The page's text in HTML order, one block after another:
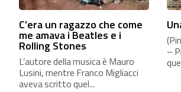
C’era un ragazzo che come
me amava i Beatles e i
Rolling Stones
L’autore della musica è Mauro
Lusini, mentre Franco Migliacci
aveva scritto quel...
–